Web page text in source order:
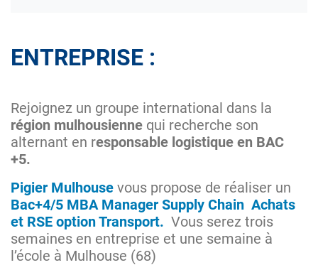
ENTREPRISE :
Rejoignez un groupe international dans la
région mulhousienne qui recherche son
alternant en responsable logistique en BAC
+5.
Pigier Mulhouse vous propose de réaliser un
Bac+4/5 MBA Manager Supply Chain Achats
et RSE option Transport. Vous serez trois
semaines en entreprise et une semaine à
l’école à Mulhouse (68)